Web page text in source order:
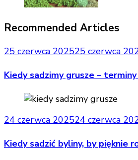
Recommended Articles
25 czerwca 202525 czerwca
Kiedy sadzimy grusze –
24 czerwca 202524 czerwca
Kiedy sadzić byliny, by pięknie